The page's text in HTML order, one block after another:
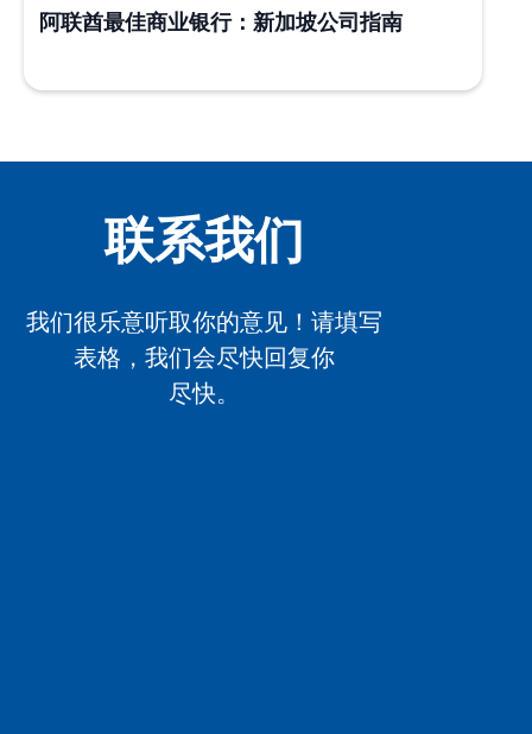
阿联酋最佳商业银行：新加坡公司指南
联系我们
我们很乐意听取你的意见！请填写
表格，我们会尽快回复你
尽快。